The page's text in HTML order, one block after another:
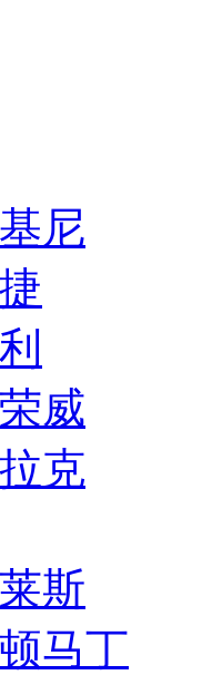
尼
威
克
斯
马丁